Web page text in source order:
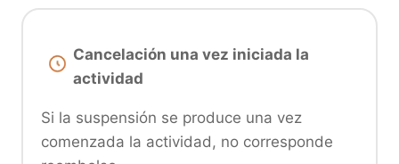
Cancelación una vez iniciada la
actividad
Si la suspensión se produce una vez
comenzada la actividad, no corresponde